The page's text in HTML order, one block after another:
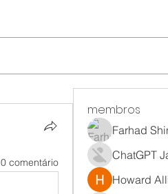
0 comentário
membros
Farhad
ChatGPT
Howard